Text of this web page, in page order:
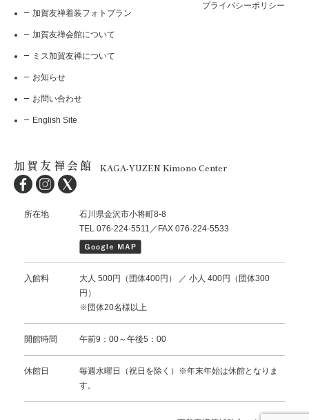
加賀友禅着装フォトプラン
加賀友禅会館について
ミス加賀友禅について
お知らせ
お問い合わせ
English Site
プライバシーポリシー
加賀友禅会館 KAGA-YUZEN Kimono Center
所在地
石川県金沢市小将町8-8
TEL 076-224-5511／FAX 076-224-5533
入館料
大人 500円（団体400円） ／ 小人 400円（団体300
円）
※団体20名様以上
開館時間 午前9：00～午後5：00
休館日
毎週水曜日（祝日を除く）※年末年始は休館となりま
す。